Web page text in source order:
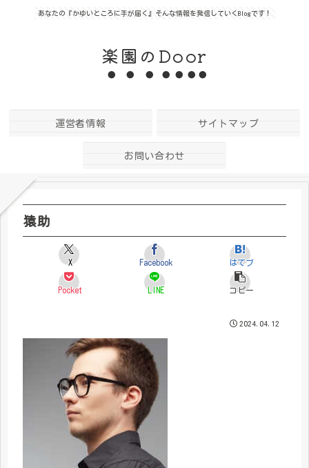
あなたの『かゆいところに手が届く』そんな情報を発信していくBlogです！
楽園のDoor
運営者情報 サイトマップ
お問い合わせ
猿助
X Facebook はてブ
Pocket LINE コピー
2024.04.12